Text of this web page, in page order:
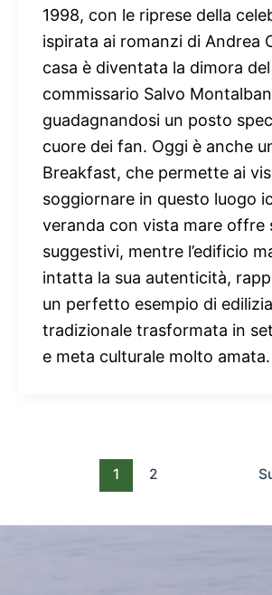
1998, con le riprese della
ispirata ai romanzi di Andrea
casa è diventata la dimora del
commissario Salvo
guadagnandosi un posto
cuore dei fan. Oggi è anche
Breakfast, che permette ai
soggiornare in questo luogo
veranda con vista mare offre
suggestivi, mentre l’edificio
intatta la sua autenticità,
un perfetto esempio di
tradizionale trasformata in
e meta culturale molto amata.
1 2